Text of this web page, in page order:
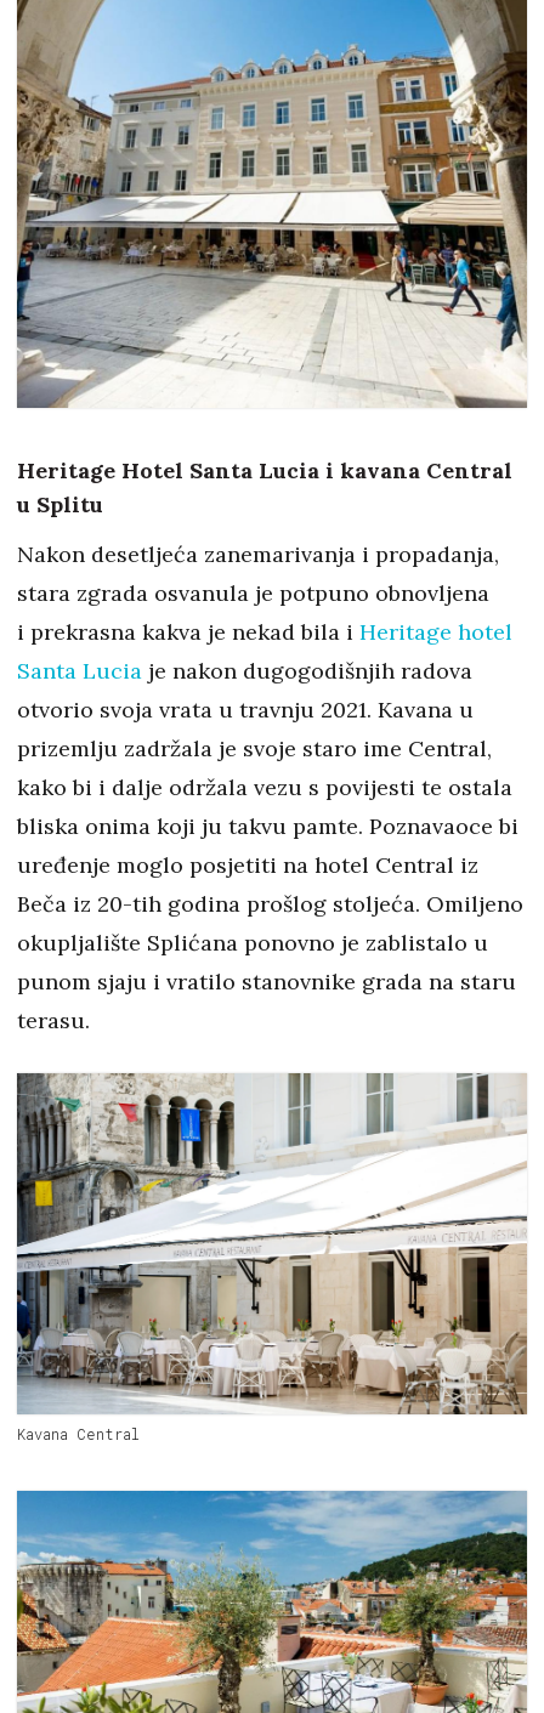
Heritage Hotel Santa Lucia i kavana Central
u Splitu
Nakon desetljeća zanemarivanja i propadanja,
stara zgrada osvanula je potpuno obnovljena
i prekrasna kakva je nekad bila i Heritage hotel
Santa Lucia je nakon dugogodišnjih radova
otvorio svoja vrata u travnju 2021. Kavana u
prizemlju zadržala je svoje staro ime Central,
kako bi i dalje održala vezu s povijesti te ostala
bliska onima koji ju takvu pamte. Poznavaoce bi
uređenje moglo posjetiti na hotel Central iz
Beča iz 20-tih godina prošlog stoljeća. Omiljeno
okupljalište Splićana ponovno je zablistalo u
punom sjaju i vratilo stanovnike grada na staru
terasu.
Kavana Central